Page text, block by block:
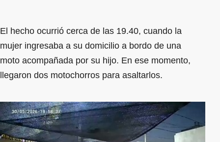
El hecho ocurrió cerca de las 19.40, cuando la
mujer ingresaba a su domicilio a bordo de una
moto acompañada por su hijo. En ese momento,
llegaron dos motochorros para asaltarlos.